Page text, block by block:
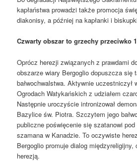
kapłaństwa prowadzi także promocja
diakonisy, a później na kapłanki i
Czwarty obszar to grzechy przeciwko
Oprócz herezji związanych z prawdami
obszarze wiary Bergoglio dopuszcza się
bałwochwalstwa. Aktywnie uczestniczył
Ogrodach Watykańskich z udziałem
Następnie uroczyście intronizował
Bazylice św. Piotra. Szczytem jego
publiczne poświęcenie się szatanowi
szamana w Kanadzie. To oczywiste
Bergoglio promuje dialog
herezją.